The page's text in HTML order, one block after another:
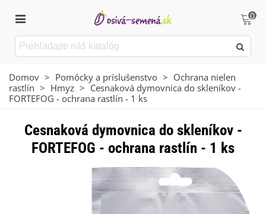
0
Domov > Pomôcky a príslušenstvo > Ochrana nielen
rastlín > Hmyz > Cesnaková dymovnica do skleníkov -
FORTEFOG - ochrana rastlín - 1 ks
Cesnaková dymovnica do skleníkov -
FORTEFOG - ochrana rastlín - 1 ks